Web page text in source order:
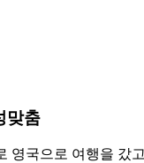
맞춤
영국으로 여행을 갔